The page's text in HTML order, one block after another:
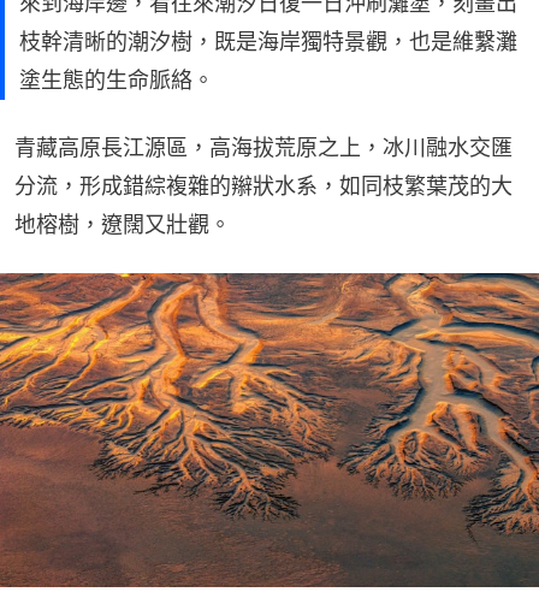
枝幹清晰的潮汐樹，既是海岸獨特景觀，也是維繫灘
塗生態的生命脈絡。
青藏高原長江源區，高海拔荒原之上，冰川融水交匯
分流，形成錯綜複雜的辮狀水系，如同枝繁葉茂的大
地榕樹，遼闊又壯觀。